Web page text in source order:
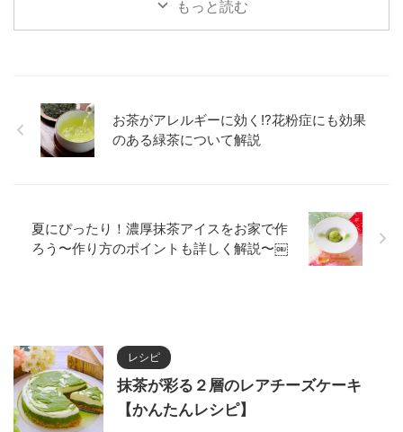
ム） 生クリーム 100㎖ 砂糖 大さ
じ2 あしらいの抹茶 適量 （抹茶
ミルク） 抹茶 5g お湯 100ml 氷
溶けるまでよく混ぜる。 ２ 卵黄
ときび砂糖は別のボウルに入れ、
よくかき混ぜる。 ３ ②に生クリ
もっと読む
お茶がアレルギーに効く!?花粉症にも効果
のある緑茶について解説
夏にぴったり！濃厚抹茶アイスをお家で作
ろう〜作り方のポイントも詳しく解説〜￼
レシピ
抹茶が彩る２層のレアチーズケーキ
【かんたんレシピ】